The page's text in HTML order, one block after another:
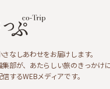
なしあわせをお届けします。
集部が、あたらしい旅のきっかけ
するWEBメディアです。